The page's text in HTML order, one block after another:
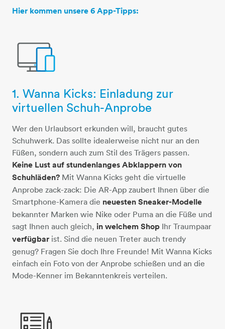
Hier kommen unsere 6 App-Tipps:
monitor-tablet-handy
1. Wanna Kicks: Einladung zur
virtuellen Schuh-Anprobe
Wer den Urlaubsort erkunden will, braucht gutes
Schuhwerk. Das sollte idealerweise nicht nur an den
Füßen, sondern auch zum Stil des Trägers passen.
Keine Lust auf stundenlanges Abklappern von
Schuhläden? Mit Wanna Kicks geht die virtuelle
Anprobe zack-zack: Die AR-App zaubert Ihnen über die
Smartphone-Kamera die neuesten Sneaker-Modelle
bekannter Marken wie Nike oder Puma an die Füße und
sagt Ihnen auch gleich, in welchem Shop Ihr Traumpaar
verfügbar ist. Sind die neuen Treter auch trendy
genug? Fragen Sie doch Ihre Freunde! Mit Wanna Kicks
einfach ein Foto von der Anprobe schießen und an die
Mode-Kenner im Bekanntenkreis verteilen.